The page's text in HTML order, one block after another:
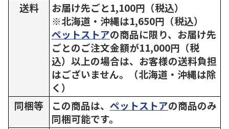
送料
お届け先ごと1,100円（税込）
※北海道・沖縄は1,650円（税込）
ペットストアの商品に限り、お届け先
ごとのご注文金額が11,000円（税
込）以上の場合は、お客様の送料負担
はございません。（北海道・沖縄は除
く）
同梱等
この商品は、 ペットストアの商品のみ
同梱可能です。